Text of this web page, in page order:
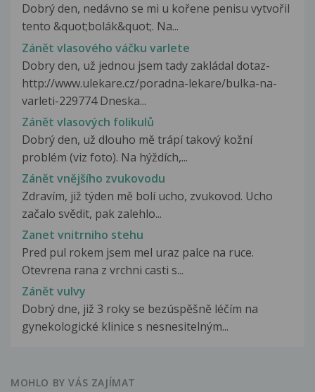
Dobrý den, nedávno se mi u kořene penisu vytvořil
tento &quot;bolák&quot;. Na...
Zánět vlasového váčku varlete
Dobry den, už jednou jsem tady zakládal dotaz-
http://www.ulekare.cz/poradna-lekare/bulka-na-
varleti-229774 Dneska...
Zánět vlasových folikulů
Dobrý den, už dlouho mě trápí takový kožní
problém (viz foto). Na hýždích,...
Zánět vnějšího zvukovodu
Zdravím, již týden mě bolí ucho, zvukovod. Ucho
začalo svědit, pak zalehlo...
Zanet vnitrniho stehu
Pred pul rokem jsem mel uraz palce na ruce.
Otevrena rana z vrchni casti s...
Zánět vulvy
Dobrý dne, již 3 roky se bezúspěšně léčím na
gynekologické klinice s nesnesitelným...
MOHLO BY VÁS ZAJÍMAT